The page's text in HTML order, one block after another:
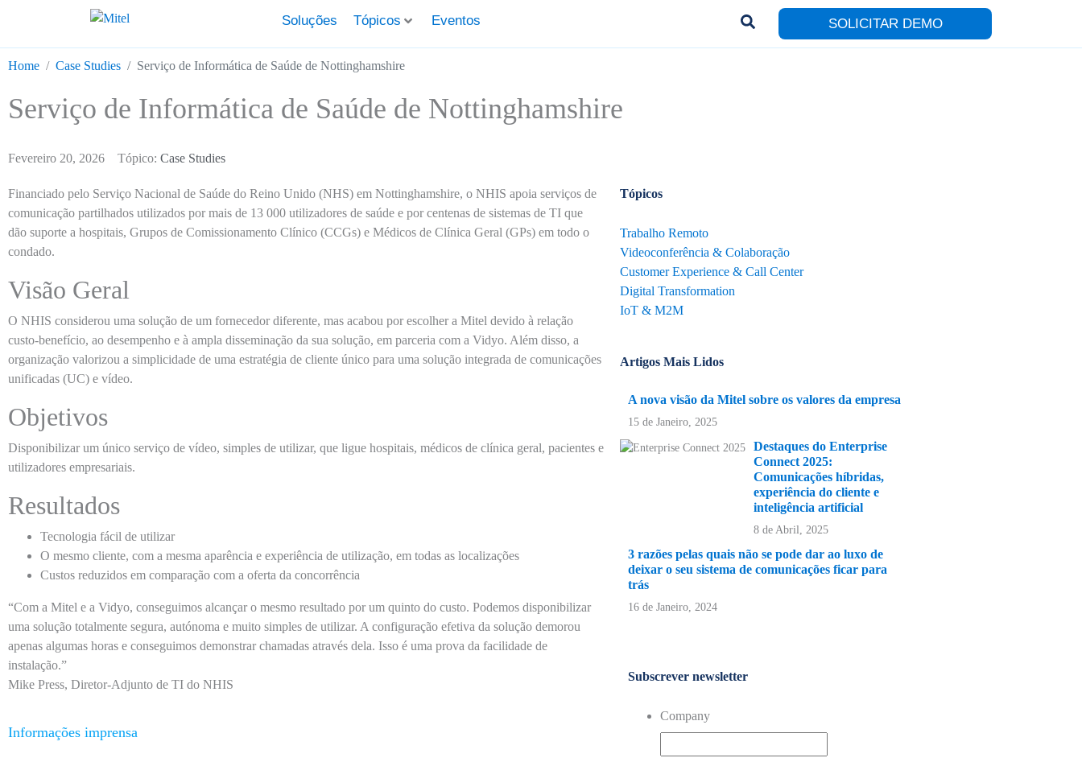
Soluções Tópicos Eventos SOLICITAR DEMO
Home Case Studies Serviço de Informática de Saúde de Nottinghamshire
Serviço de Informática de Saúde de Nottinghamshire
Fevereiro 20, 2026 Tópico: Case Studies
Financiado pelo Serviço Nacional de Saúde do Reino Unido (NHS) em Nottinghamshire, o NHIS apoia serviços de
comunicação partilhados utilizados por mais de 13 000 utilizadores de saúde e por centenas de sistemas de TI que
dão suporte a hospitais, Grupos de Comissionamento Clínico (CCGs) e Médicos de Clínica Geral (GPs) em todo o
condado.
Visão Geral
O NHIS considerou uma solução de um fornecedor diferente, mas acabou por escolher a Mitel devido à relação
custo-benefício, ao desempenho e à ampla disseminação da sua solução, em parceria com a Vidyo. Além disso, a
organização valorizou a simplicidade de uma estratégia de cliente único para uma solução integrada de comunicações
unificadas (UC) e vídeo.
Objetivos
Disponibilizar um único serviço de vídeo, simples de utilizar, que ligue hospitais, médicos de clínica geral, pacientes e
utilizadores empresariais.
Resultados
Tecnologia fácil de utilizar
O mesmo cliente, com a mesma aparência e experiência de utilização, em todas as localizações
Custos reduzidos em comparação com a oferta da concorrência
“Com a Mitel e a Vidyo, conseguimos alcançar o mesmo resultado por um quinto do custo. Podemos disponibilizar
uma solução totalmente segura, autónoma e muito simples de utilizar. A configuração efetiva da solução demorou
apenas algumas horas e conseguimos demonstrar chamadas através dela. Isso é uma prova da facilidade de
instalação.”
Mike Press, Diretor-Adjunto de TI do NHIS
Informações imprensa
Tópicos
Trabalho Remoto
Videoconferência & Colaboração
Customer Experience & Call Center
Digital Transformation
IoT & M2M
Artigos Mais Lidos
A nova visão da Mitel sobre os valores da empresa
15 de Janeiro, 2025
Destaques do Enterprise
Connect 2025:
Comunicações híbridas,
experiência do cliente e
inteligência artificial
8 de Abril, 2025
3 razões pelas quais não se pode dar ao luxo de
deixar o seu sistema de comunicações ficar para
trás
16 de Janeiro, 2024
Subscrever newsletter
Company